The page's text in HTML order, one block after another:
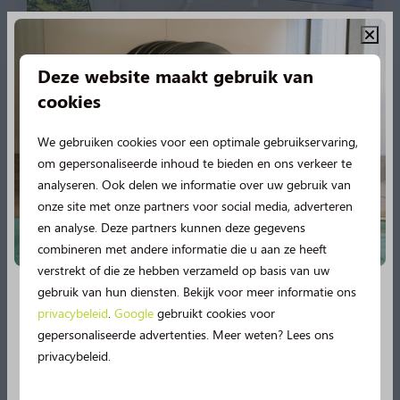
9,6
€ 1.218
4 pers. Bungalow
Monumentaal
Nederland, Drenthe, Norg
4
2
Sommige
Bijzonder overnachten
Overdekte veranda
Nieuw in 2026!
Vanaf deze zomer beleef je nog meer vakantieplezier
Deze website maakt gebruik van
cookies
We gebruiken cookies voor een optimale gebruikservaring,
om gepersonaliseerde inhoud te bieden en ons verkeer te
analyseren. Ook delen we informatie over uw gebruik van
onze site met onze partners voor social media, adverteren
en analyse. Deze partners kunnen deze gegevens
combineren met andere informatie die u aan ze heeft
verstrekt of die ze hebben verzameld op basis van uw
gebruik van hun diensten. Bekijk voor meer informatie ons
privacybeleid .Google gebruikt cookies voor
gepersonaliseerde advertenties. Meer weten? Lees ons
privacybeleid.